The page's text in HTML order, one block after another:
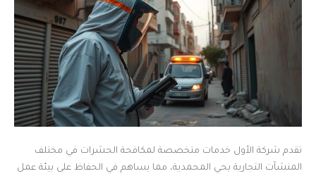
تقدم شركة الأول خدمات متخصصة لمكافحة الحشرات في مختلف
المنشآت التجارية بحي المحمدية، مما يساهم في الحفاظ على بيئة عمل